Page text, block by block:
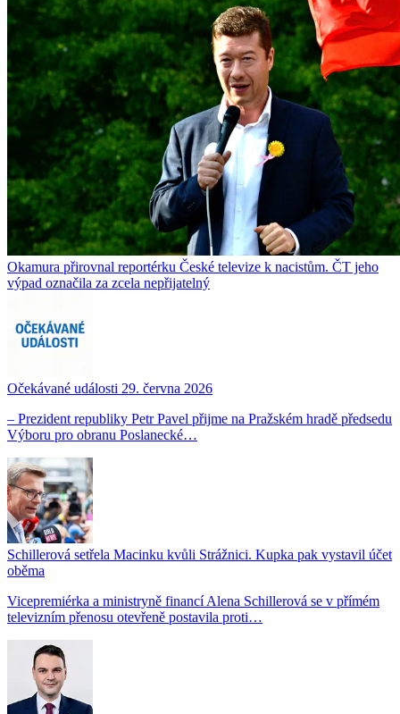
Okamura přirovnal reportérku České televize k nacistům. ČT jeho
výpad označila za zcela nepřijatelný
Očekávané události 29. června 2026
– Prezident republiky Petr Pavel přijme na Pražském hradě předsedu
Výboru pro obranu Poslanecké…
Schillerová setřela Macinku kvůli Strážnici. Kupka pak vystavil účet
oběma
Vicepremiérka a ministryně financí Alena Schillerová se v přímém
televizním přenosu otevřeně postavila proti…